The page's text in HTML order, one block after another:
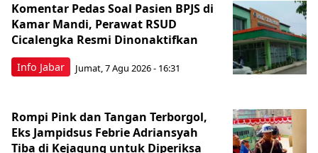
Info Jabar
Komentar Pedas Soal Pasien BPJS di
Kamar Mandi, Perawat RSUD
Cicalengka Resmi Dinonaktifkan
Jumat, 7 Agu 2026 - 16:31
Rompi Pink dan Tangan Terborgol,
Eks Jampidsus Febrie Adriansyah
Tiba di Kejagung untuk Diperiksa